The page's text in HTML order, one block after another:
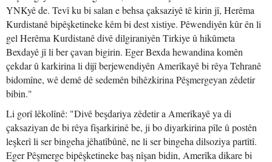
YNKyê de. Tevî ku bi salan e behsa çaksaziyê tê kirin jî, Herêma
Kurdistanê bipêşketineke kêm bi dest xistiye. Pêwendiyên kûr ên li
gel Herêma Kurdistanê divê dilgiraniyên Tirkiye û hikûmeta
Bexdayê jî li ber çavan bigirin. Eger Bexda hewandina komên
çekdar û karkirina li dijî berjewendiyên Amerîkayê bi rêya Tehranê
bidomîne, wê demê dê sedemên bihêzkirina Pêşmergeyan zêdetir
bibin."
Li gorî lêkolînê: "Divê beşdariya zêdetir a Amerîkayê ya di
çaksaziyan de bi rêya fişarkirinê be, ji bo diyarkirina pîle û postên
leşkerî li ser bingeha jêhatîbûnê, ne li ser bingeha dilsoziya partîtî.
Eger Pêşmerge bipêşketineke baş nîşan bidin, Amerîka dikare bi